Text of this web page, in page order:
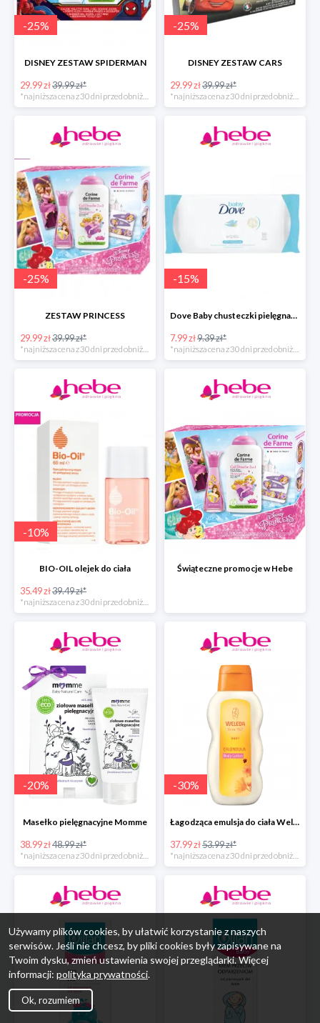
-25%
DISNEY ZESTAW SPIDERMAN
29.99 zł39.99 zł*
-25%
DISNEY ZESTAW CARS
29.99 zł39.99 zł*
-25%
ZESTAW PRINCESS
29.99 zł39.99 zł*
*najniższa cena z 30 dni przed obniżką
-15%
Dove Baby chusteczki pielęgnacyjne
7.99 zł9.39 zł*
*najniższa cena z 30 dni przed obniżką
-10%
BIO-OIL olejek do ciała
35.49 zł39.49 zł*
*najniższa cena z 30 dni przed obniżką
Świąteczne promocje w Hebe
-20%
Masełko pielęgnacyjne Momme
38.99 zł48.99 zł*
-30%
Łagodząca emulsja do ciała Weleda
37.99 zł53.99 zł*
Używamy plików cookies, by ułatwić korzystanie z naszych
serwisów. Jeśli nie chcesz, by pliki cookies były zapisywane na
Twoim dysku, zmień ustawienia swojej przeglądarki. Więcej
informacji: polityka prywatności.
Ok, rozumiem